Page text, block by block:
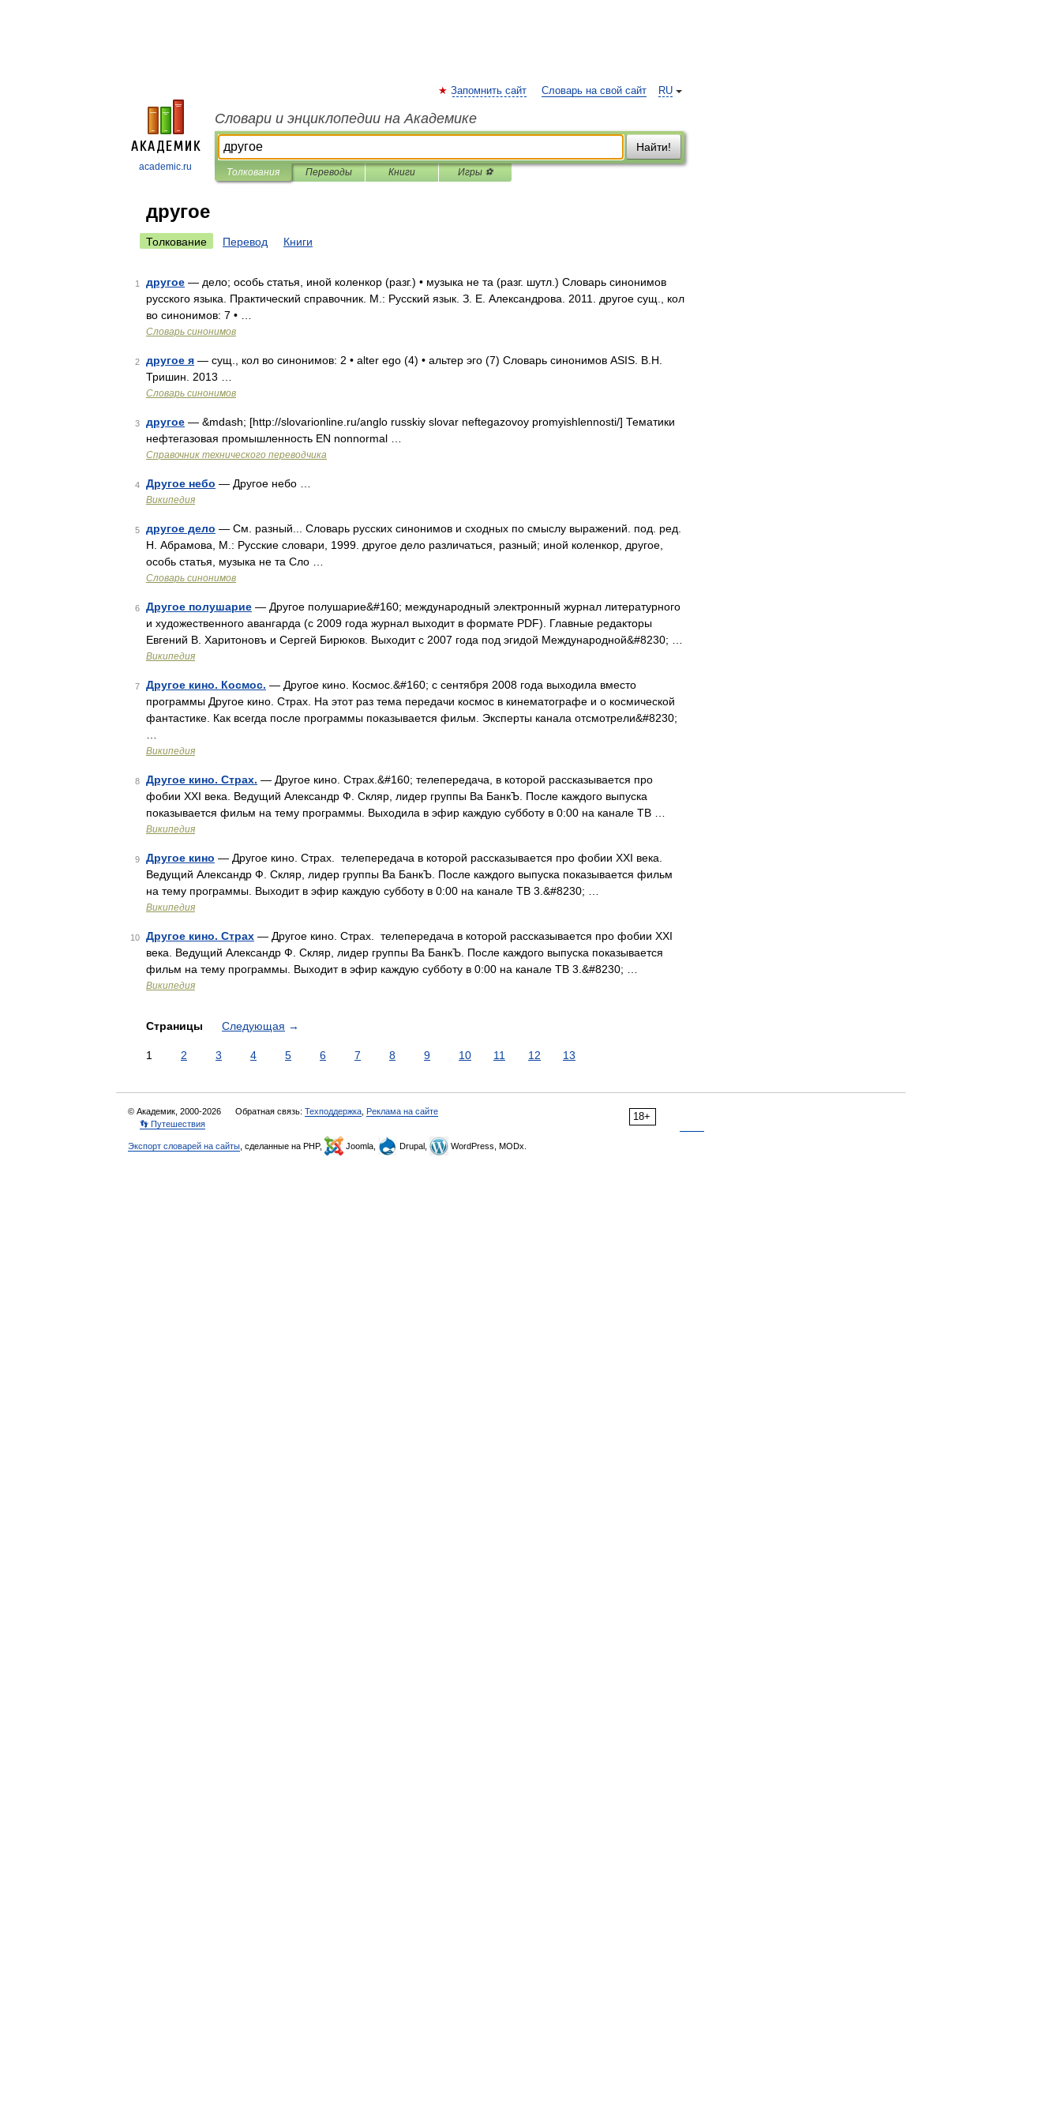
academic.ru
RU
Запомнить сайт Словарь на свой сайт
Словари и энциклопедии на Академике
Найти!
Толкования Переводы Книги Игры ⚽
другое
Толкование Перевод Книги
1 другое — дело; особь статья, иной коленкор (разг.) • музыка не та (разг. шутл.) Словарь синонимов
русского языка. Практический справочник. М.: Русский язык. З. Е. Александрова. 2011. другое сущ., кол
во синонимов: 7 • …
Словарь синонимов
2 другое я — сущ., кол во синонимов: 2 • alter ego (4) • альтер эго (7) Словарь синонимов ASIS. В.Н.
Тришин. 2013 …
Словарь синонимов
3 другое — &mdash; [http://slovarionline.ru/anglo russkiy slovar neftegazovoy promyishlennosti/] Тематики
нефтегазовая промышленность EN nonnormal …
Справочник технического переводчика
4 Другое небо — Другое небо …
Википедия
5 другое дело — См. разный... Словарь русских синонимов и сходных по смыслу выражений. под. ред.
Н. Абрамова, М.: Русские словари, 1999. другое дело различаться, разный; иной коленкор, другое,
особь статья, музыка не та Сло …
Словарь синонимов
6 Другое полушарие — Другое полушарие&#160; международный электронный журнал литературного
и художественного авангарда (с 2009 года журнал выходит в формате PDF). Главные редакторы
Евгений В. Харитоновъ и Сергей Бирюков. Выходит с 2007 года под эгидой Международной&#8230; …
Википедия
7 Другое кино. Космос. — Другое кино. Космос.&#160; с сентября 2008 года выходила вместо
программы Другое кино. Страх. На этот раз тема передачи космос в кинематографе и о космической
фантастике. Как всегда после программы показывается фильм. Эксперты канала отсмотрели&#8230;
Википедия
8 Другое кино. Страх. — Другое кино. Страх.&#160; телепередача, в которой рассказывается про
фобии XXI века. Ведущий Александр Ф. Скляр, лидер группы Ва БанкЪ. После каждого выпуска
показывается фильм на тему программы. Выходила в эфир каждую субботу в 0:00 на канале ТВ …
Википедия
9 Другое кино — Другое кино. Страх. телепередача в которой рассказывается про фобии XXI века.
Ведущий Александр Ф. Скляр, лидер группы Ва БанкЪ. После каждого выпуска показывается фильм
на тему программы. Выходит в эфир каждую субботу в 0:00 на канале ТВ 3.&#8230; …
Википедия
10 Другое кино. Страх — Другое кино. Страх. телепередача в которой рассказывается про фобии XXI
века. Ведущий Александр Ф. Скляр, лидер группы Ва БанкЪ. После каждого выпуска показывается
фильм на тему программы. Выходит в эфир каждую субботу в 0:00 на канале ТВ 3.&#8230; …
Википедия
Страницы Следующая →
1 2 3 4 5 6 7 8 9 10 11 12 13
18+
© Академик, 2000-2026 Обратная связь: Техподдержка Реклама на сайте
👣 Путешествия
Экспорт словарей на сайты , сделанные на PHP, Joomla, Drupal, WordPress, MODx.